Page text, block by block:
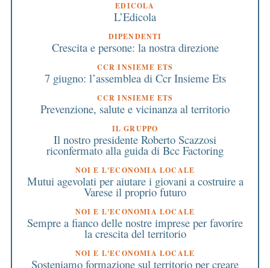
EDICOLA
L’Edicola
DIPENDENTI
Crescita e persone: la nostra direzione
CCR INSIEME ETS
7 giugno: l’assemblea di Ccr Insieme Ets
CCR INSIEME ETS
Prevenzione, salute e vicinanza al territorio
IL GRUPPO
Il nostro presidente Roberto Scazzosi
riconfermato alla guida di Bcc Factoring
NOI E L'ECONOMIA LOCALE
Mutui agevolati per aiutare i giovani a costruire a
Varese il proprio futuro
NOI E L'ECONOMIA LOCALE
Sempre a fianco delle nostre imprese per favorire
la crescita del territorio
NOI E L'ECONOMIA LOCALE
Sosteniamo formazione sul territorio per creare